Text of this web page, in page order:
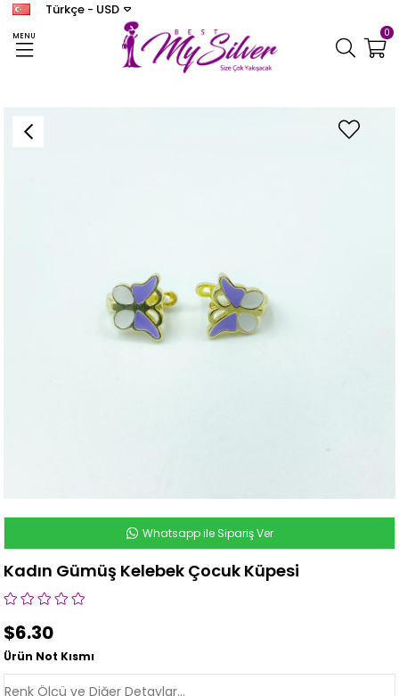
MENU
Türkçe - USD
0
Kadın Gümüş Kelebek Çocuk Küpesi
Whatsapp ile Sipariş Ver
Kadın Gümüş Kelebek Çocuk Küpesi
$6.30
Ürün Not Kısmı